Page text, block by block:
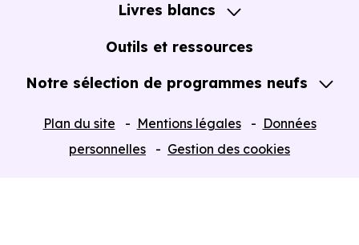
Livres blancs
Guide de l'Achat immobilier neuf en VEFA
Outils et ressources
Notre sélection de programmes neufs
Plan du site Mentions légales
Données
personnelles
Gestion des cookies